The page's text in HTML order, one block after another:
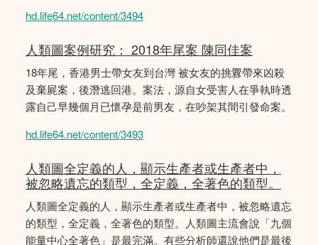
hd.life64.net/content/3494
人類圖案例研究： 2018年尾案 陳同佳案
18年尾，香港男士帶女友到台灣 被女友的挑釁帶來凶殺
及棄屍案，後潛逃回港。案法，源自女受害人在爭執時透
露自己早幾個月已懷孕是前男友，在吵架其間引發命案。
hd.life64.net/content/3493
人類圖全定義的人，顯示生產者或生產者中，
被忽略遺忘的類型，全定義，全著色的類型。
人類圖全定義的人，顯示生產者或生產者中，被忽略遺忘
的類型，全定義，全著色的類型。人類圖主流會說「九個
能量中心全著色」是最完滿。有些分析師還說他們是最後